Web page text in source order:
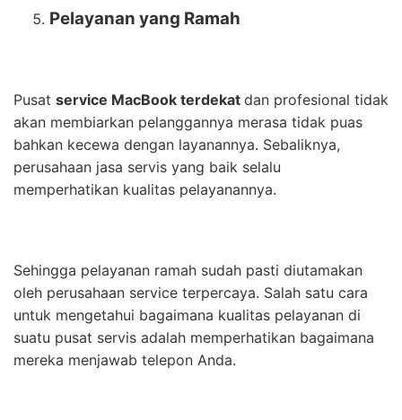
Pelayanan yang Ramah
Pusat service MacBook terdekat dan profesional tidak
akan membiarkan pelanggannya merasa tidak puas
bahkan kecewa dengan layanannya. Sebaliknya,
perusahaan jasa servis yang baik selalu
memperhatikan kualitas pelayanannya.
Sehingga pelayanan ramah sudah pasti diutamakan
oleh perusahaan service terpercaya. Salah satu cara
untuk mengetahui bagaimana kualitas pelayanan di
suatu pusat servis adalah memperhatikan bagaimana
mereka menjawab telepon Anda.